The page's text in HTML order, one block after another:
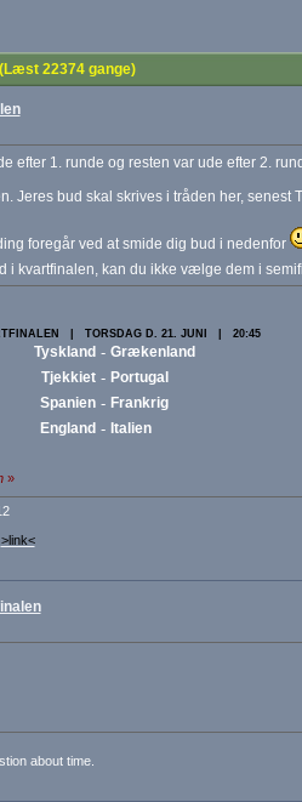
22374 gange)
efter 1. runde og resten var ude efter 2.
Jeres bud skal skrives i tråden her, senest
foregår ved at smide dig bud i nedenfor
i kvartfinalen, kan du ikke vælge dem i
| TORSDAG D. 21. JUNI | 20:45
Tyskland - Grækenland
Tjekkiet - Portugal
Spanien - Frankrig
England - Italien
»
>link<
about time.